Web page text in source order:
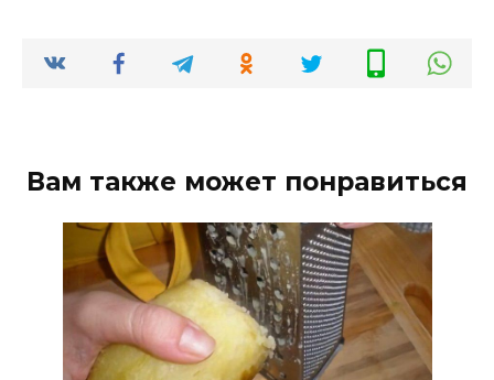
Вам также может понравиться